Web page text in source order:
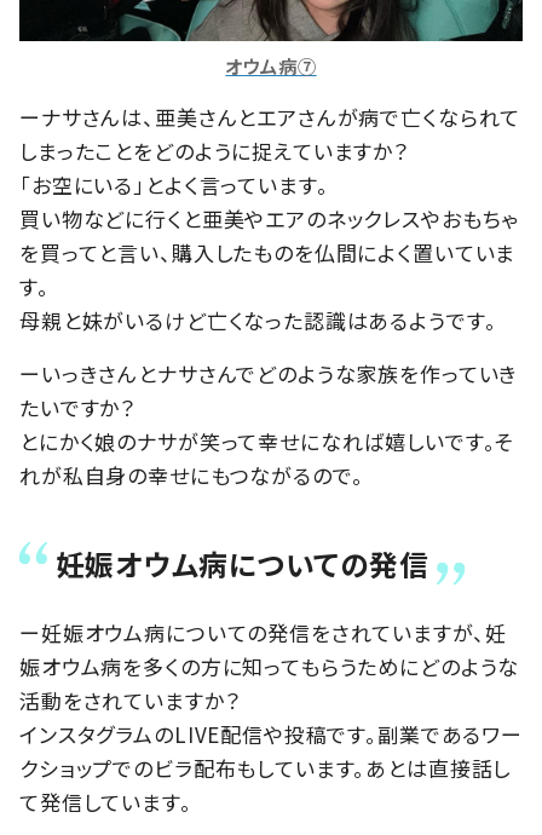
オウム病⑦
ーナサさんは、亜美さんとエアさんが病で亡くなられて
しまったことをどのように捉えていますか？
「お空にいる」とよく言っています。
買い物などに行くと亜美やエアのネックレスやおもちゃ
を買ってと言い、購入したものを仏間によく置いていま
す。
母親と妹がいるけど亡くなった認識はあるようです。
ーいっきさんとナサさんでどのような家族を作っていき
たいですか？
とにかく娘のナサが笑って幸せになれば嬉しいです。そ
れが私自身の幸せにもつながるので。
妊娠オウム病についての発信
ー妊娠オウム病についての発信をされていますが、妊
娠オウム病を多くの方に知ってもらうためにどのような
活動をされていますか？
インスタグラムのLIVE配信や投稿です。副業であるワー
クショップでのビラ配布もしています。あとは直接話し
て発信しています。